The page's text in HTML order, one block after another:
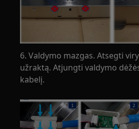
6. Valdymo mazgas. Atsegti
užraktą. Atjungti valdymo
kabelį.